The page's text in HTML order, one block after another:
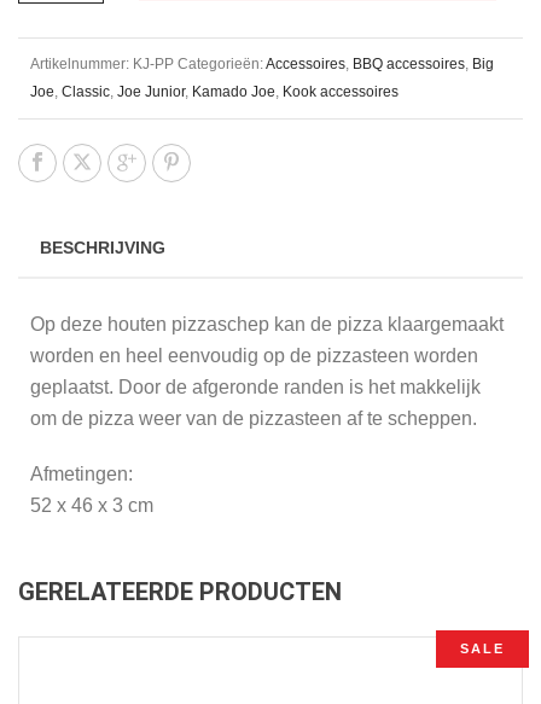
Artikelnummer: KJ-PP Categorieën:Accessoires BBQ accessoires Big
Joe Classic Joe Junior, Kamado Joe Kook accessoires
BESCHRIJVING
Op deze houten pizzaschep kan de pizza klaargemaakt
worden en heel eenvoudig op de pizzasteen worden
geplaatst. Door de afgeronde randen is het makkelijk
om de pizza weer van de pizzasteen af te scheppen.
Afmetingen:
52 x 46 x 3 cm
GERELATEERDE PRODUCTEN
SALE